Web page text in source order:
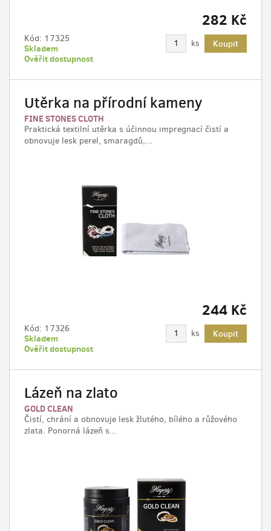
282 Kč
Kód: 17325
Skladem ks
Koupit
Ověřit dostupnost
Utěrka na přírodní kameny
FINE STONES CLOTH
Praktická textilní utěrka s účinnou impregnací čistí a
obnovuje lesk perel, smaragdů,...
244 Kč
Kód: 17326
Skladem ks
Koupit
Ověřit dostupnost
Lázeň na zlato
GOLD CLEAN
Čistí, chrání a obnovuje lesk žlutého, bílého a růžového
zlata. Ponorná lázeň s...